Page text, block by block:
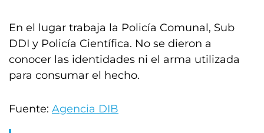
En el lugar trabaja la Policía Comunal, Sub
DDI y Policía Científica. No se dieron a
conocer las identidades ni el arma utilizada
para consumar el hecho.
Fuente: Agencia DIB